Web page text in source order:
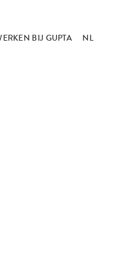
BIJ GUPTA NL